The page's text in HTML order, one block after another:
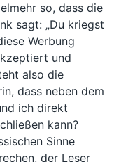
so, dass die
sagt: „Du kriegst
Werbung
und
also die
dass neben dem
ich direkt
kann?
Sinne
der Leser